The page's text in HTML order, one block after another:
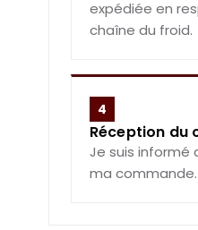
expédiée en
chaîne du froid.
4
Réception du
Je suis informé
ma commande.